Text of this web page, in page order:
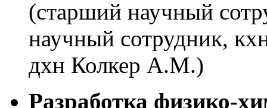
(старший научный
научный сотрудник,
дхн Колкер А.М.)
Разработка физико-